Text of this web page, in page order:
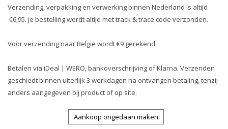
Verzending, verpakking en verwerking binnen Nederland is altijd
€6,95. Je bestelling wordt altijd met track & trace code verzonden.
Voor verzending naar België wordt €9 gerekend.
Betalen via iDeal | WERO, bankoverschrijving of Klarna. Verzenden
geschiedt binnen uiterlijk 3 werkdagen na ontvangen betaling, tenzij
anders aangegeven bij product of op site.
Aankoop ongedaan maken